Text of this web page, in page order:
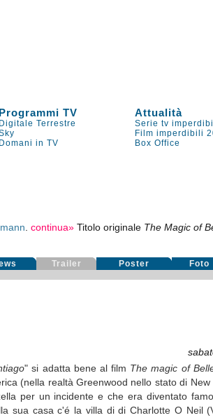
Programmi TV Attualità
Digitale Terrestre Serie tv
Film imperdibili
Domani in TV Box Office
.continua» Titolo originale The Magic of
Trailer Poster Foto
" si adatta bene al film The magic of
(nella realtà Greenwood nello stato di New
per un incidente e che era diventato
sua casa c'é la villa di di Charlotte O Neil